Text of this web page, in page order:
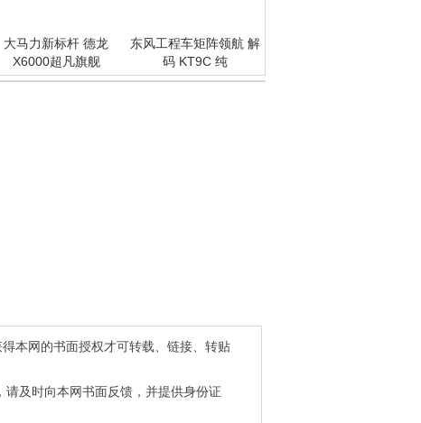
大马力新标杆 德龙
X6000超凡旗舰
东风工程车矩阵领航 解
码 KT9C 纯
本网的书面授权才可转载、链接、转贴
及时向本网书面反馈，并提供身份证